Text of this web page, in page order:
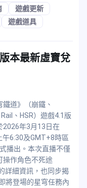
遊戲更新
遊戲道具
本最新虛寶兌
道》（崩鐵、
、HSR）遊戲4.1版
2026年3月13日在
午6:30及GMT+8時區
播出。本次直播不僅
操作角色不死途
詳細資訊，也同步揭
將登場的星穹任務內